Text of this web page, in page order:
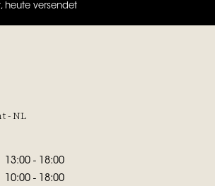
heute versendet
(130 Bewertungen
- NL
13:00 - 18:00
10:00 - 18:00